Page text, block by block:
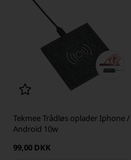
Tekmee Trådløs oplader Iphone /
Android 10w
99,00 DKK